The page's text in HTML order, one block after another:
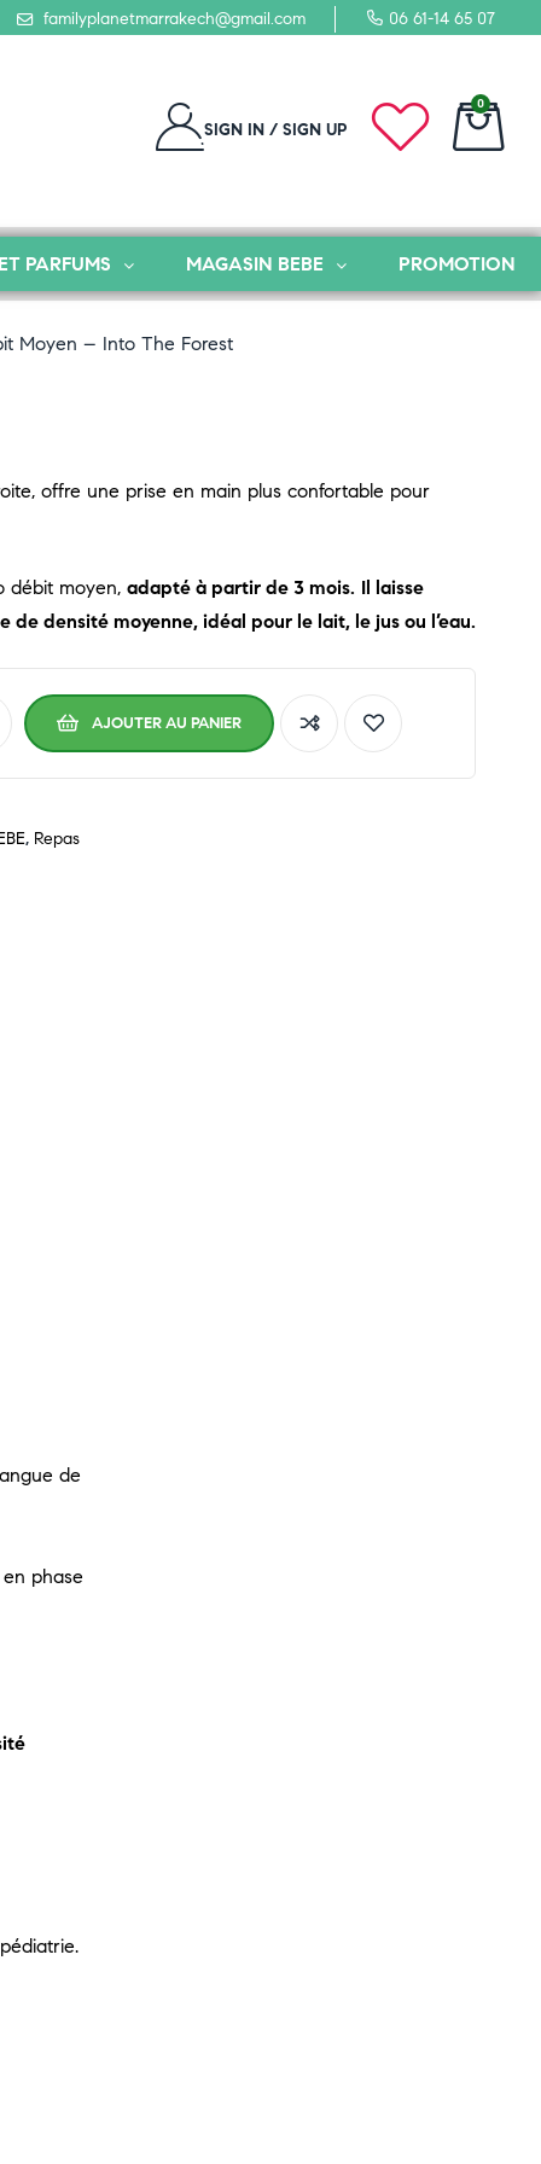
familyplanetmarrakech@gmail.com 06 61-14 65 07
SIGN IN / SIGN UP
0
PARFUMS MAGASIN BEBE PROMOTION
Moyen – Into The Forest
offre une prise en main plus confortable pour
débit moyen, adapté à partir de 3 mois. Il laisse
densité moyenne, idéal pour le lait, le jus ou l’eau.
AJOUTER AU PANIER
, Repas
de
phase